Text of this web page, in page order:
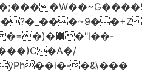
�&\���